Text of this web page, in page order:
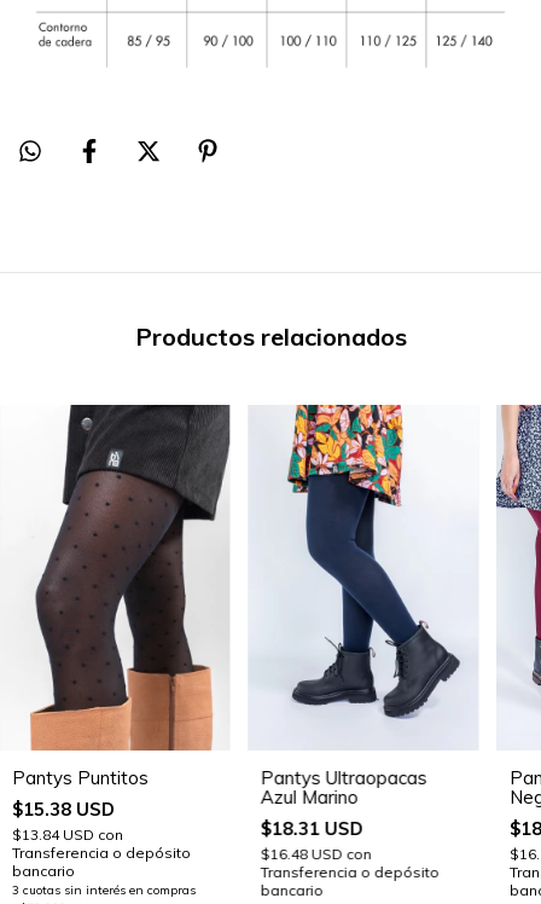
Productos relacionados
Pantys Puntitos
$15.38 USD
$13.84 USD con
Transferencia o depósito
bancario
Pantys Ultraopacas
Azul Marino
$18.31 USD
$16.48 USD con
Transferencia o depósito
bancario